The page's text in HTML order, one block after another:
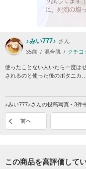
♪みい777♪ さん
35歳 混合肌 クチコ
使ったことない人いたら一度は
されるのと使った後のボタニカ…
♪みい777♪さんの投稿写真 - 3件
前へ
この商品を高評価して